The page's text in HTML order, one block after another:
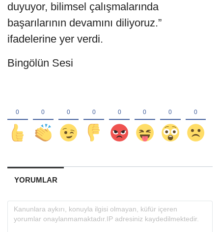
duyuyor, bilimsel çalışmalarında
başarılarının devamını diliyoruz.”
ifadelerine yer verdi.
Bingölün Sesi
YORUMLAR